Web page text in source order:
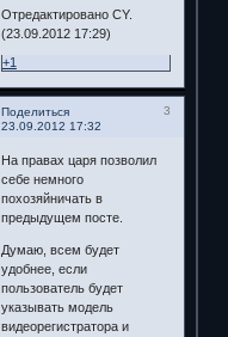
Отредактировано CY.
(23.09.2012 17:29)
+1
Поделиться
3
23.09.2012 17:32
На правах царя позволил
себе немного
похозяйничать в
предыдущем посте.
Думаю, всем будет
удобнее, если
пользователь будет
указывать модель
видеорегистратора и